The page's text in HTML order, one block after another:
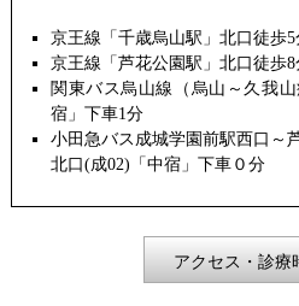
京王線「千歳烏山駅」北口徒歩5
京王線「芦花公園駅」北口徒歩8
関東バス烏山線（烏山～久我
宿」下車1分
小田急バス成城学園前駅西口～
北口(成02)「中宿」下車０分
アクセス・診療